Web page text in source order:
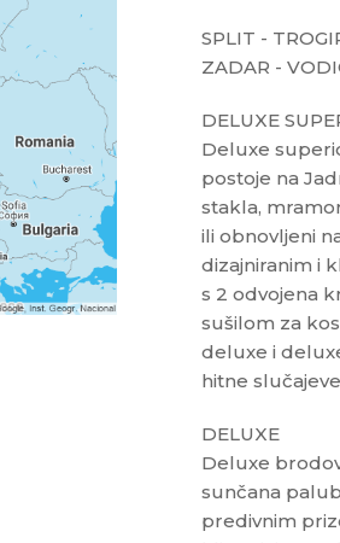
SPLIT -
ZADAR -
DELUXE
Deluxe
postoje na
stakla,
ili obnovljeni
dizajniranim i
s 2 odvojena
sušilom za
deluxe i
hitne
DELUXE
Deluxe
sunčana
predivnim